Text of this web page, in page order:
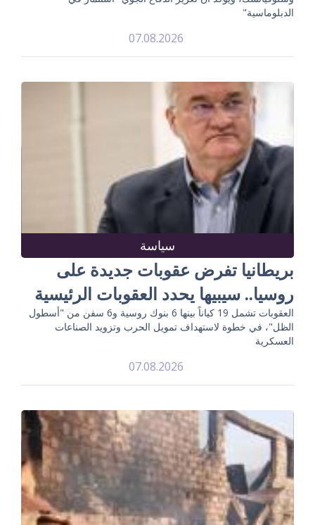
الدبلوماسية"
07.08.2026
سياسة
بريطانيا تفرض عقوبات جديدة على
روسيا.. سيبيها يحدد العقوبات الرئيسية
العقوبات تشمل 19 كياناً بينها 6 بنوك روسية و6 سفن من "أسطول
الظل"، في خطوة لاستهداف تمويل الحرب وتزويد الصناعات
العسكرية
07.08.2026